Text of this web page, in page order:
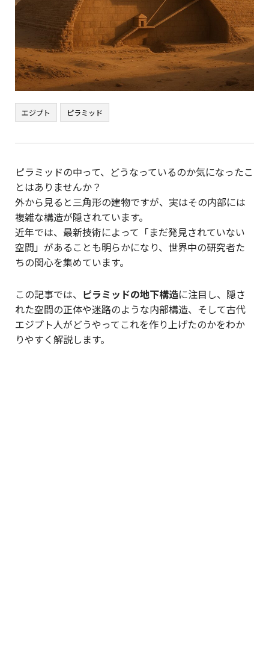
エジプト ピラミッド
ピラミッドの中って、どうなっているのか気になったこ
とはありませんか？
外から見ると三角形の建物ですが、実はその内部には
複雑な構造が隠されています。
近年では、最新技術によって「まだ発見されていない
空間」があることも明らかになり、世界中の研究者た
ちの関心を集めています。
この記事では、 ピラミッドの地下構造に注目し、隠さ
れた空間の正体や迷路のような内部構造、そして古代
エジプト人がどうやってこれを作り上げたのかをわか
りやすく解説します。